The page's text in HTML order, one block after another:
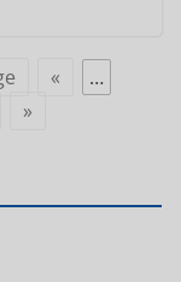
«
…
»